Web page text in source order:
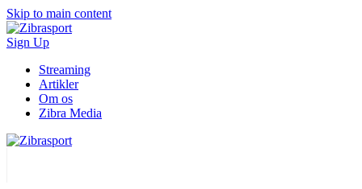
Skip to main content
Sign Up
Streaming
Artikler
Om os
Zibra Media